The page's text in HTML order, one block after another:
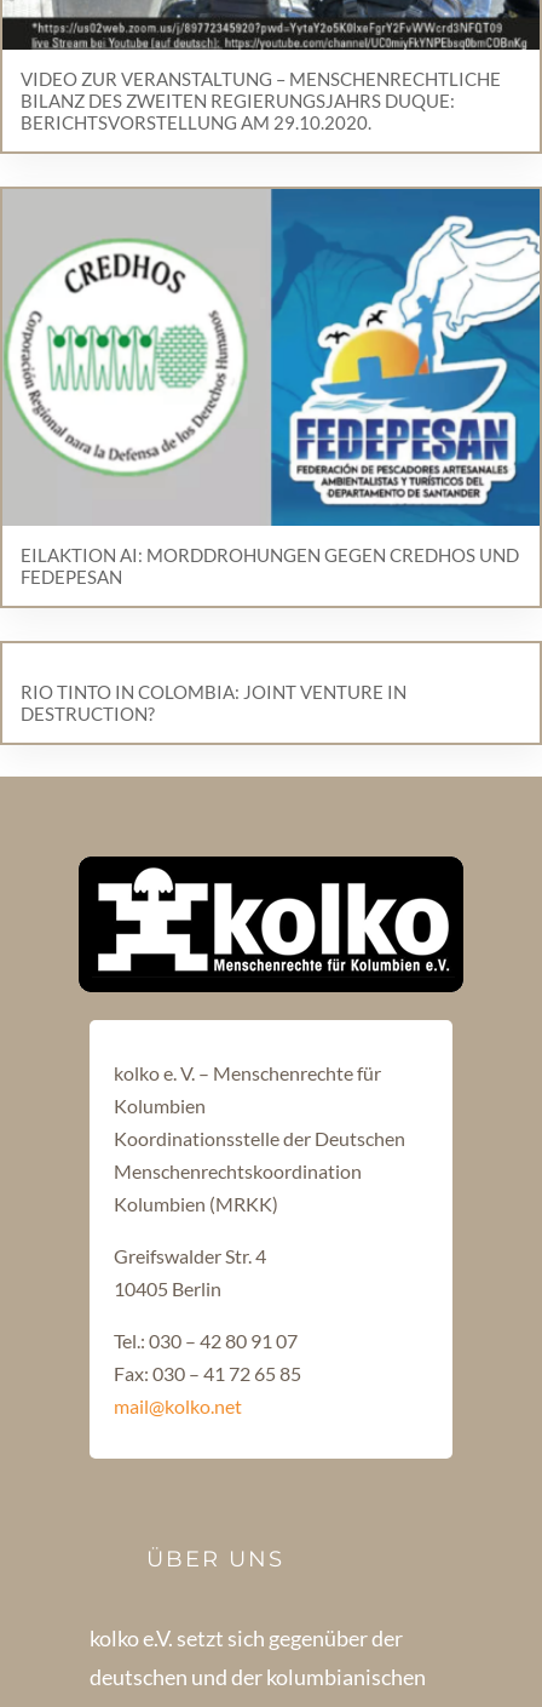
VIDEO ZUR VERANSTALTUNG – MENSCHENRECHTLICHE
BILANZ DES ZWEITEN REGIERUNGSJAHRS DUQUE:
BERICHTSVORSTELLUNG AM 29.10.2020.
EILAKTION AI: MORDDROHUNGEN GEGEN CREDHOS UND
FEDEPESAN
RIO TINTO IN COLOMBIA: JOINT VENTURE IN
DESTRUCTION?
kolko e. V. – Menschenrechte für
Kolumbien
Koordinationsstelle der Deutschen
Menschenrechtskoordination
Kolumbien (MRKK)
Greifswalder Str. 4
10405 Berlin
Tel.: 030 – 42 80 91 07
Fax: 030 – 41 72 65 85
mail@kolko.net
ÜBER UNS
kolko e.V. setzt sich gegenüber der
deutschen und der kolumbianischen